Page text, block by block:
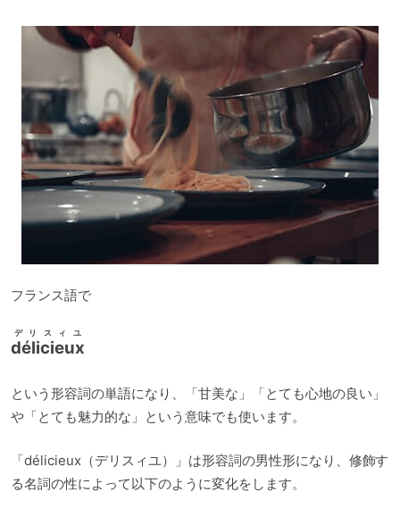
フランス語で
délicieux
デリスィユ
という形容詞の単語になり、「甘美な」「とても心地の良い」
や「とても魅力的な」という意味でも使います。
「délicieux（デリスィユ）」は形容詞の男性形になり、修飾す
る名詞の性によって以下のように変化をします。